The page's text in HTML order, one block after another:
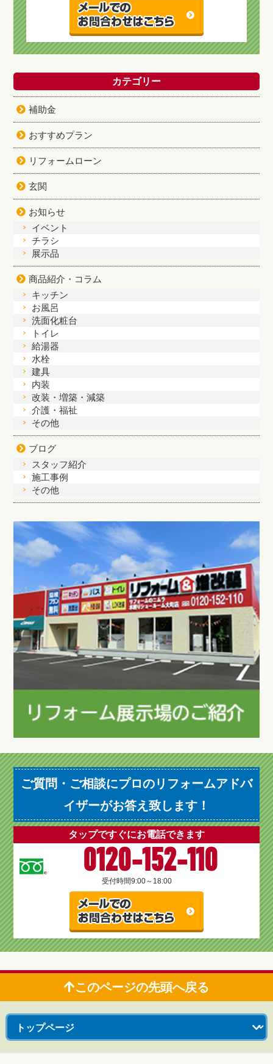
カテゴリー
補助金
おすすめプラン
リフォームローン
玄関
お知らせ
イベント
チラシ
展示品
商品紹介・コラム
キッチン
お風呂
洗面化粧台
トイレ
給湯器
水栓
建具
内装
改装・増築・減築
介護・福祉
その他
ブログ
スタッフ紹介
施工事例
その他
ご質問・ご相談にプロのリフォームアドバ
イザーがお答え致します！
タップですぐにお電話できます
0120-152-110
受付時間9:00～18:00
このページの先頭へ戻る